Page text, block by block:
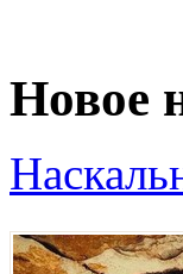
Новое